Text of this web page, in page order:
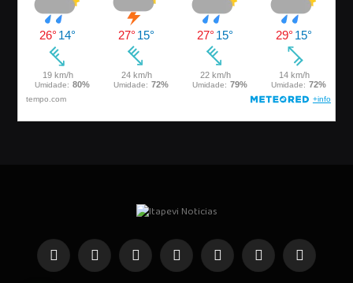
FacebookInstagramPinterestYouTube WhatsAppTelegramaTikTok